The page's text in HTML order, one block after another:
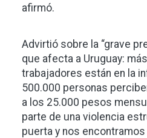
afirmó.
Advirtió sobre la “grave
que afecta a Uruguay:
trabajadores están en la
500.000 personas
a los 25.000 pesos
parte de una violencia
puerta y nos